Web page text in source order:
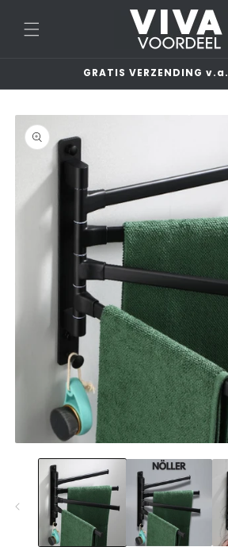
naar de
content
GRATIS VERZENDING
direct naar
modaal